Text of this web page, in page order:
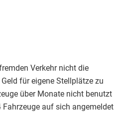
Verkehr nicht die
für eigene Stellplätze zu
über Monate nicht benutzt
Fahrzeuge auf sich angemeldet